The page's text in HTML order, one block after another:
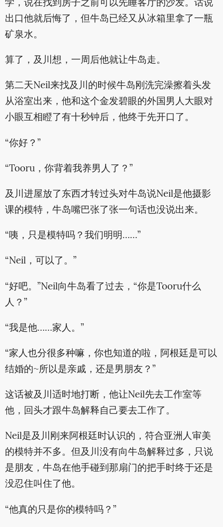
学，说在找到房子之前可以先睡客厅的沙发。话说
出口他就后悔了，但牛岛已经又从冰箱里拿了一瓶
矿泉水。
算了，及川想，一周后他就让牛岛走。
第二天Neil来找及川的时候牛岛刚洗完澡擦着头发
从浴室出来，他和这个金发碧眼的外国男人大眼对
小眼互相瞪了有十秒钟后，他终于先开口了。
“你好？”
“Tooru，你背着我养男人了？”
及川进屋放了东西才转过头对牛岛说Neil是他摄影
课的模特，牛岛嘴巴张了张一句话也没说出来。
“咦，只是模特吗？我们明明……”
“Neil，可以了。”
“好吧。”Neil向牛岛看了过去，“你是Tooru什么
人？”
“我是他……家人。”
“家人也分很多种嘛，你也知道的啦，阿根廷是可以
结婚的~所以是亲戚，还是男朋友？”
这话被及川适时地打断，他让Neil先去工作室等
他，回头才跟牛岛解释自己要去工作了。
Neil是及川刚来阿根廷时认识的，符合亚洲人审美
的模特并不多。但及川没有向牛岛解释过多，只说
是朋友，牛岛在他手碰到那扇门的把手时终于还是
没忍住叫住了他。
“他真的只是你的模特吗？”